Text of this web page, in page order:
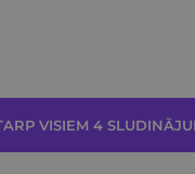
VISIEM 4